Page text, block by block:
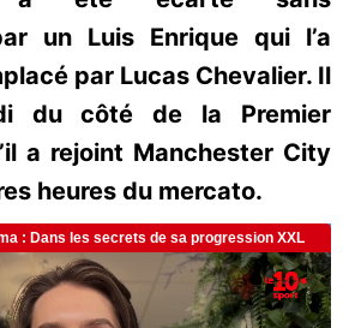
un Luis Enrique qui l’a
par Lucas Chevalier. Il
du côté de la Premier
a rejoint Manchester City
heures du mercato.